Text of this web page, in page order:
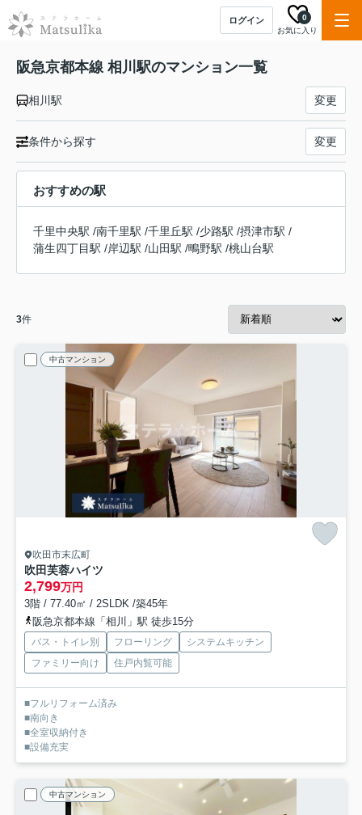
ログイン
お気に入り
0
阪急京都本線 相川駅のマンション一覧
相川駅 変更
条件から探す 変更
おすすめの駅
千里中央駅 /南千里駅 /千里丘駅 /少路駅 /摂津市駅 /
蒲生四丁目駅 /岸辺駅 /山田駅 /鴫野駅 /桃山台駅
3件
中古マンション
吹田市末広町
吹田芙蓉ハイツ
2,799万円
3階 / 77.40㎡ / 2SLDK /築45年
阪急京都本線「相川」駅 徒歩15分
バス・トイレ別 フローリング
システムキッチン
ファミリー向け
住戸内覧可能
■フルリフォーム済み
■南向き
■全室収納付き
■設備充実
中古マンション